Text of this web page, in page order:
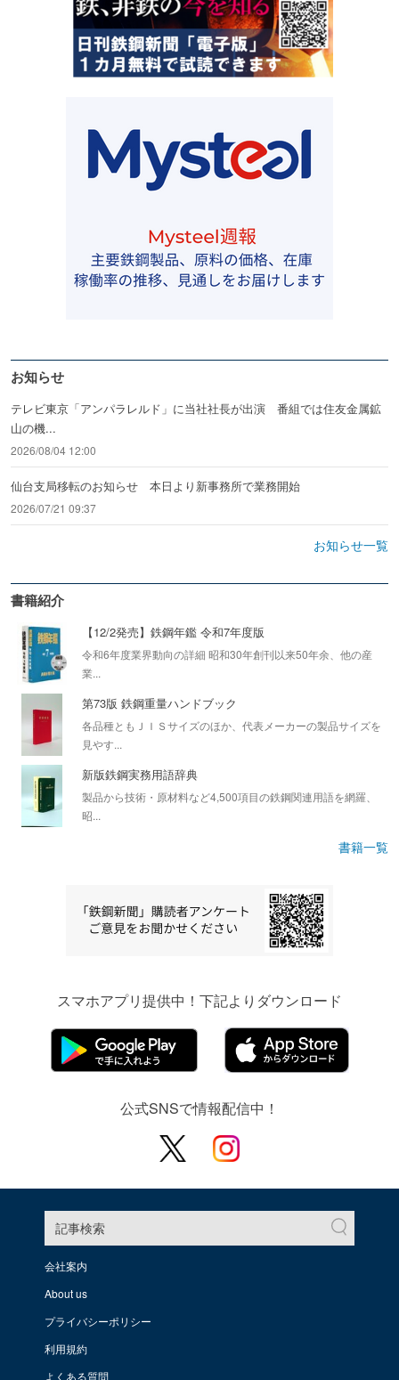
お知らせ
テレビ東京「アンパラレルド」に当社社長が出演 番組では住友金属鉱
山の機...
2026/08/04 12:00
仙台支局移転のお知らせ 本日より新事務所で業務開始
2026/07/21 09:37
お知らせ一覧
書籍紹介
【12/2発売】鉄鋼年鑑 令和7年度版
令和6年度業界動向の詳細 昭和30年創刊以来50年余、他の産
業...
第73版 鉄鋼重量ハンドブック
各品種ともＪＩＳサイズのほか、代表メーカーの製品サイズを
見やす...
新版鉄鋼実務用語辞典
製品から技術・原材料など4,500項目の鉄鋼関連用語を網羅、
昭...
書籍一覧
スマホアプリ提供中！下記よりダウンロード
公式SNSで情報配信中！
記事検索
会社案内
About us
プライバシーポリシー
利用規約
よくある質問